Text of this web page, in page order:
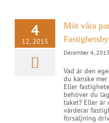
4
12, 2015
Möt våra
December 4, 2015
Vad är den
du kanske
Eller
behöver du
taket? Eller är
värderar
försäljning